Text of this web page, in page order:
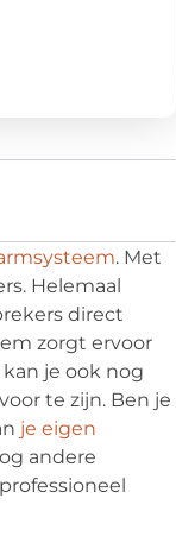
. Met
Helemaal
direct
zorgt ervoor
je ook nog
te zijn. Ben je
je eigen
andere